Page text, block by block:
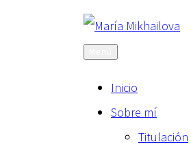
Inicio
Sobre mí
Titulación